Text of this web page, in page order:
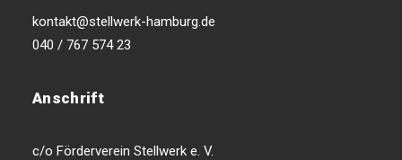
kontakt@stellwerk-hamburg.de
040 / 767 574 23
Anschrift
c/o Förderverein Stellwerk e. V.